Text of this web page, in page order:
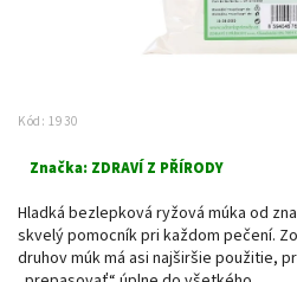
Kód: 1930
Značka: ZDRAVÍ Z PŘÍRODY
Hladká bezlepková ryžová múka od
skvelý pomocník pri každom pečení.
druhov múk má asi najširšie použitie,